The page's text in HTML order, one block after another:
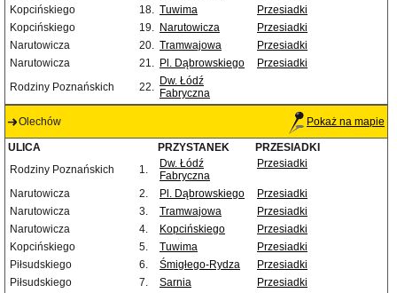
Kopcińskiego
18. Tuwima
Przesiadki
Kopcińskiego
19. Narutowicza
Przesiadki
Narutowicza
20. Tramwajowa
Przesiadki
Narutowicza
21. Pl. Dąbrowskiego
Przesiadki
Rodziny Poznańskich
22. Dw. Łódź
Fabryczna
Olechów Pokaż na mapie
ULICA PRZYSTANEK
PRZESIADKI
Rodziny Poznańskich
1.
Dw. Łódź
Fabryczna
Przesiadki
Narutowicza 2. Pl. Dąbrowskiego
Przesiadki
Narutowicza
3. Tramwajowa
Przesiadki
Narutowicza
4. Kopcińskiego
Przesiadki
Kopcińskiego
5. Tuwima
Przesiadki
Piłsudskiego
6. Śmigłego-Rydza
Przesiadki
Piłsudskiego
7. Sarnia
Przesiadki